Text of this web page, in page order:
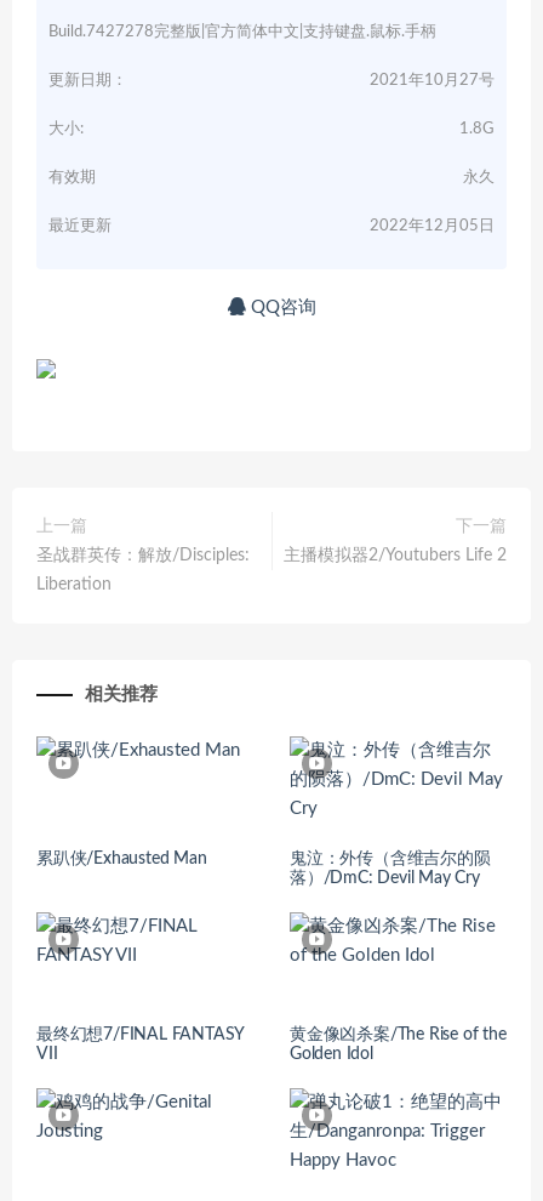
Build.7427278完整版|官方简体中文|支持键盘.鼠标.手柄
更新日期： 2021年10月27号
大小: 1.8G
有效期 永久
最近更新 2022年12月05日
QQ咨询
上一篇
圣战群英传：解放/Disciples:
Liberation
下一篇
主播模拟器2/Youtubers Life 2
相关推荐
累趴侠/Exhausted Man
鬼泣：外传（含维吉尔的陨
落）/DmC: Devil May Cry
最终幻想7/FINAL FANTASY
VII
黄金像凶杀案/The Rise of the
Golden Idol